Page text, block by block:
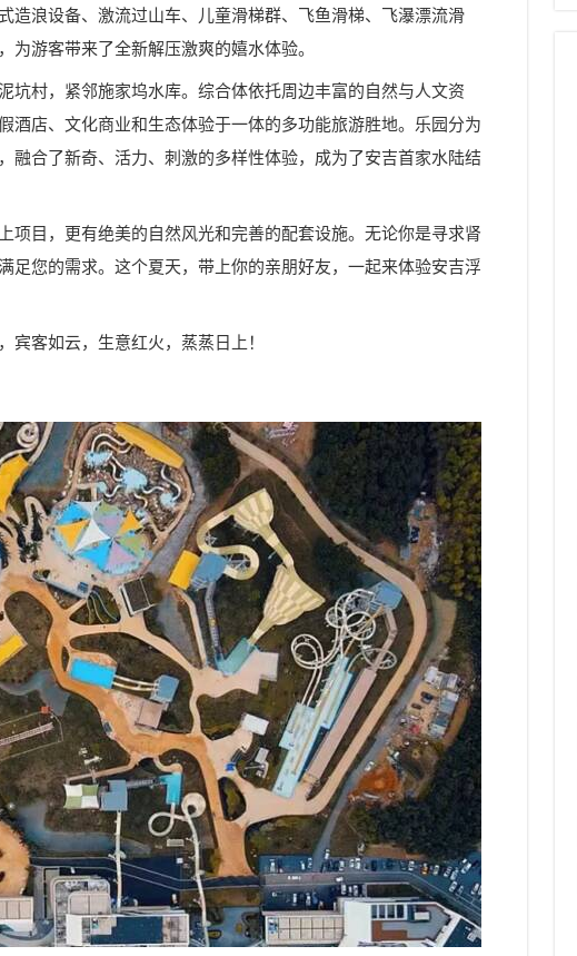
造浪设备、激流过山车、儿童滑梯群、飞鱼滑梯、飞瀑漂流滑
游客带来了全新解压激爽的嬉水体验。
坑村，紧邻施家坞水库。综合体依托周边丰富的自然与人文资
店、文化商业和生态体验于一体的多功能旅游胜地。乐园分为
融合了新奇、活力、刺激的多样性体验，成为了安吉首家水陆结
项目，更有绝美的自然风光和完善的配套设施。无论你是寻求肾
足您的需求。这个夏天，带上你的亲朋好友，一起来体验安吉浮
宾客如云，生意红火，蒸蒸日上！